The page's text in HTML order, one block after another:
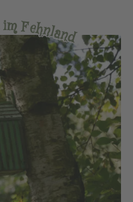
im Fehnland